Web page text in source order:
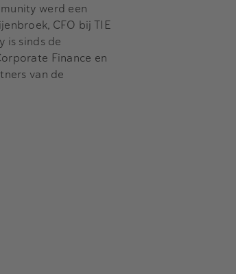
werd een
CFO bij TIE
is sinds de
Finance en
van de